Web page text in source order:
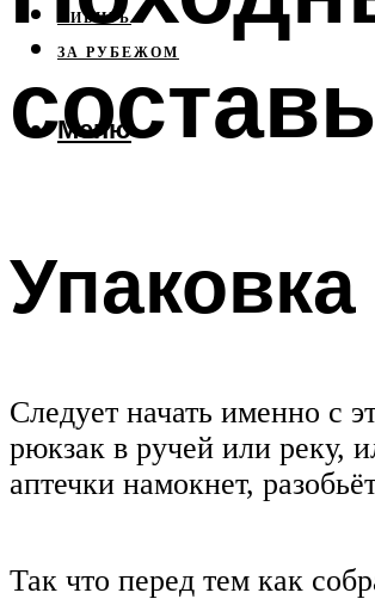
СИБИРЬ
ЗА РУБЕЖОМ
Меню
Упаковка
Следует начать именно с
рюкзак в ручей или реку,
аптечки намокнет,
Так что перед тем как